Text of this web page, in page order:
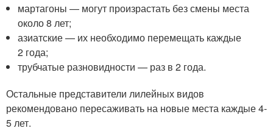
мартагоны — могут произрастать без смены места
около 8 лет;
азиатские — их необходимо перемещать каждые
2 года;
трубчатые разновидности — раз в 2 года.
Остальные представители лилейных видов
рекомендовано пересаживать на новые места каждые 4-
5 лет.